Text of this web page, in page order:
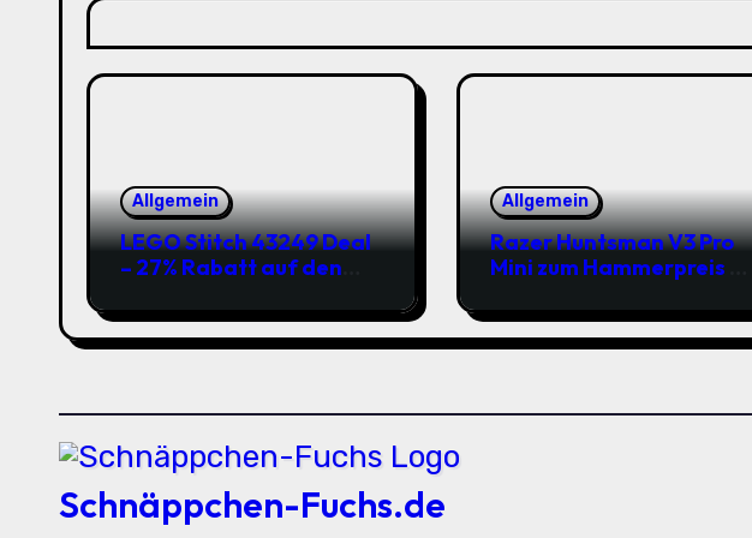
Allgemein
LEGO Stitch 43249 Deal
– 27% Rabatt auf den
Allgemein
Razer Huntsman V3 Pro
Mini zum Hammerpreis –
Schnäppchen-Fuchs.de